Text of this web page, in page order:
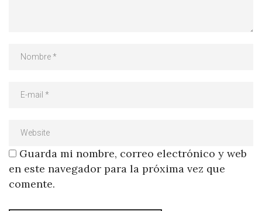
Guarda mi nombre, correo electrónico y web
en este navegador para la próxima vez que
comente.